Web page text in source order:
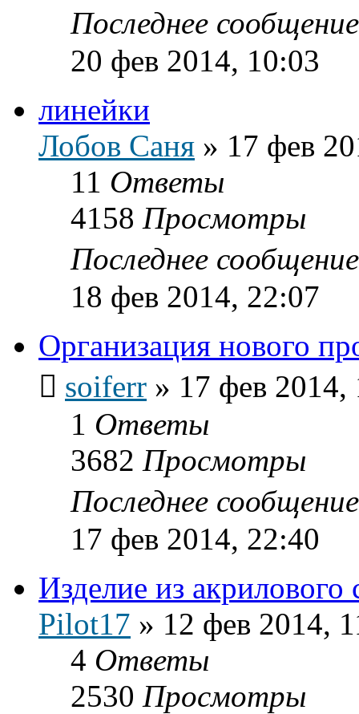
Последнее
20 фев 2014, 10:03
линейки
Лобов Саня » 17 фев
11 Ответы
4158 Просмотры
Последнее
18 фев 2014, 22:07
Организация нового
soiferr » 17 фев 2014,
1 Ответы
3682 Просмотры
Последнее
17 фев 2014, 22:40
Изделие из акрилового
Pilot17 » 12 фев 2014,
4 Ответы
2530 Просмотры